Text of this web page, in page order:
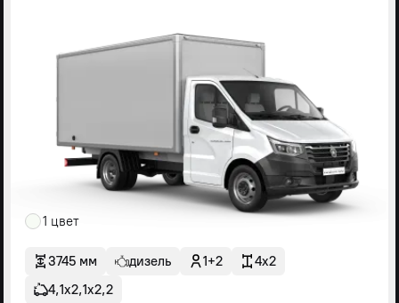
1 цвет
3745 мм дизель 1+2
4x2
4,1х2,1х2,2